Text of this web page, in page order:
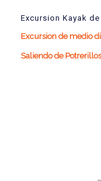
Excursion Kayak
Excursion de medio
Saliendo de Potrerillos